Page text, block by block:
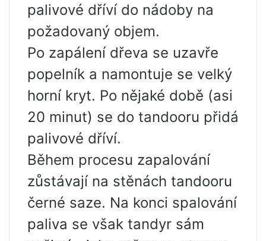
palivové dříví do nádoby na
požadovaný objem.
Po zapálení dřeva se uzavře
popelník a namontuje se velký
horní kryt. Po nějaké době (asi
20 minut) se do tandooru přidá
palivové dříví.
Během procesu zapalování
zůstávají na stěnách tandooru
černé saze. Na konci spalování
paliva se však tandyr sám